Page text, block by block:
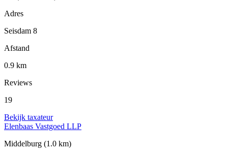
Adres
Seisdam 8
Afstand
0.9 km
Reviews
19
Bekijk taxateur
Elenbaas Vastgoed LLP
Middelburg (1.0 km)